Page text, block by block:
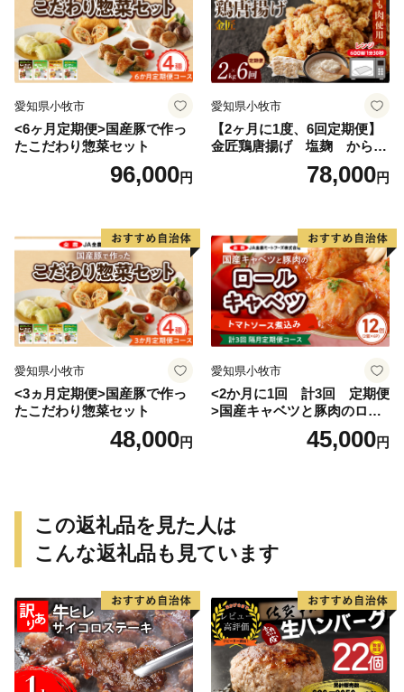
愛知県小牧市
<6ヶ月定期便>国産豚で作っ
たこだわり惣菜セット
96,000円
愛知県小牧市
【2ヶ月に1度、6回定期便】
金匠鶏唐揚げ 塩麹 からあ
78,000円
愛知県小牧市
<3ヵ月定期便>国産豚で作っ
たこだわり惣菜セット
48,000円
愛知県小牧市
<2か月に1回 計3回 定期便
>国産キャベツと豚肉のロー
ルキャベツ（6P入り）
45,000円
この返礼品を見た人は
こんな返礼品も見ています